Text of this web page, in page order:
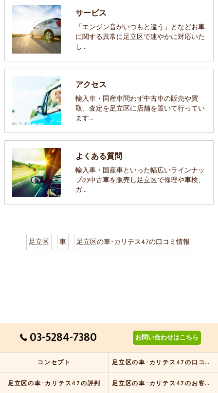
サービス
「エンジン音がいつもと違う」となどお車
に関する異常に足立区で速やかに対応いた
し…
アクセス
輸入車・国産車問わず中古車の販売や買
取、査定を足立区に店舗を置いて行ってい
ます…
よくある質問
輸入車・国産車といった幅広いラインナッ
プの中古車を販売し足立区で修理や車検、
ガ…
足立区 車 足立区の車･カリテス47の口コミ情報
03-5284-7380 お問い合わせはこちら
コンセプト 足立区の車･カリテス47の口コミ情報
足立区の車･カリテス47の評判 足立区の車･カリテス47のお客様の声